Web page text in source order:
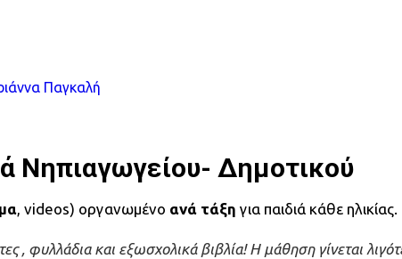
Παγκαλή
Νηπιαγωγείου- Δημοτικού
, videos) οργανωμένο ανά τάξη για παιδιά κάθε ηλικίας.
, φυλλάδια και εξωσχολικά βιβλία! Η μάθηση γίνεται